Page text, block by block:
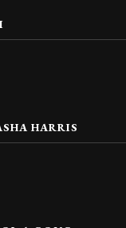
HARRIS